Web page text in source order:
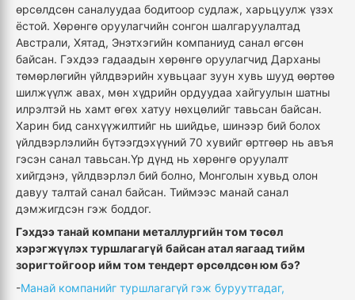
өрсөлдсөн саналуудаа бодитоор судлаж, харьцуулж үзэх
ёстой. Хөрөнгө оруулагчийн сонгон шалгаруулалтад
Австрали, Хятад, Энэтхэгийн компаниуд санал өгсөн
байсан. Гэхдээ гадаадын хөрөнгө оруулагчид Дарханы
төмөрлөгийн үйлдвэрийн хувьцааг зуун хувь шууд өөртөө
шилжүүлж авах, мөн хүдрийн ордуудаа хайгуулын шатны
илрэлтэй нь хамт өгөх хатуу нөхцөлийг тавьсан байсан.
Харин бид санхүүжилтийг нь шийдье, шинээр бий болох
үйлдвэрлэлийн бүтээгдэхүүний 70 хувийг өртгөөр нь авъя
гэсэн санал тавьсан.Үр дүнд нь хөрөнгө оруулалт
хийгдэнэ, үйлдвэрлэл бий болно, Монголын хувьд олон
давуу талтай санал байсан. Тиймээс манай санал
дэмжигдсэн гэж боддог.
Гэхдээ танай компани металлургийн том төсөл
хэрэгжүүлэх туршлагагүй байсан атал яагаад тийм
зоригтойгоор ийм том тендерт өрсөлдсөн юм бэ?
-Манай компанийг туршлагагүй гэж буруутгадаг,